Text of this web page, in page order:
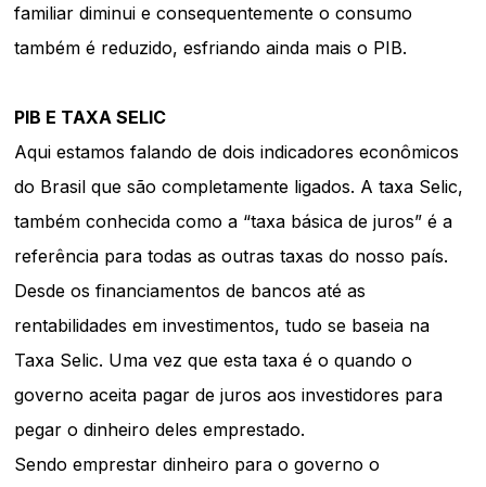
familiar diminui e consequentemente o consumo
também é reduzido, esfriando ainda mais o PIB.
PIB E TAXA SELIC
Aqui estamos falando de dois indicadores econômicos
do Brasil que são completamente ligados. A taxa Selic,
também conhecida como a “taxa básica de juros” é a
referência para todas as outras taxas do nosso país.
Desde os financiamentos de bancos até as
rentabilidades em investimentos, tudo se baseia na
Taxa Selic. Uma vez que esta taxa é o quando o
governo aceita pagar de juros aos investidores para
pegar o dinheiro deles emprestado.
Sendo emprestar dinheiro para o governo o